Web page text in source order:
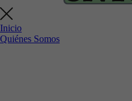
Inicio
Quiénes Somos